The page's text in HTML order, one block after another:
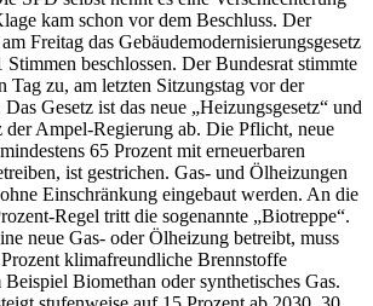
kam schon vor dem Beschluss. Der
Freitag das Gebäudemodernisierungsgesetz
beschlossen. Der Bundesrat stimmte
Tag zu, am letzten Sitzungstag vor der
Das Gesetz ist das neue „Heizungsgesetz“ und
der Ampel-Regierung ab. Die Pflicht, neue
65 Prozent mit erneuerbaren
ist gestrichen. Gas- und Ölheizungen
Einschränkung eingebaut werden. An die
Regel tritt die sogenannte „Biotreppe“.
neue Gas- oder Ölheizung betreibt, muss
klimafreundliche Brennstoffe
Beispiel Biomethan oder synthetisches Gas.